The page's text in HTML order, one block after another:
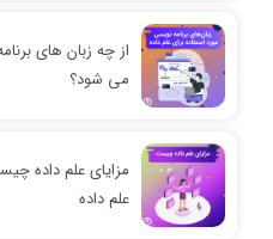
از چه زبان های
می شود؟
مزایای علم داده
علم داده